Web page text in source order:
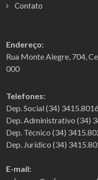
Contato
Endereço:
Rua Monte Alegre, 704,
000
Telefones:
Dep. Social (34) 3415.8016
Dep. Administrativo (34)
Dep. Técnico (34)
Dep. Jurídico (34)
E-mail: